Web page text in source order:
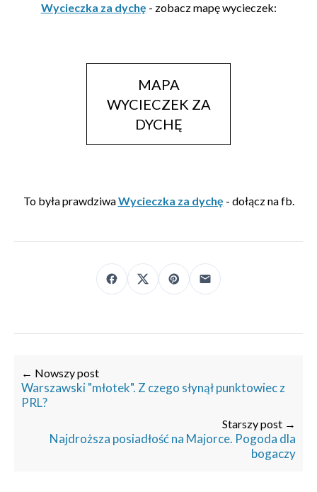
Wycieczka za dychę - zobacz mapę wycieczek:
MAPA
WYCIECZEK ZA
DYCHĘ
To była prawdziwaWycieczka za dychę - dołącz na fb.
← Nowszy post
Warszawski "młotek". Z czego słynął punktowiec z
PRL?
Starszy post →
Najdroższa posiadłość na Majorce. Pogoda dla
bogaczy